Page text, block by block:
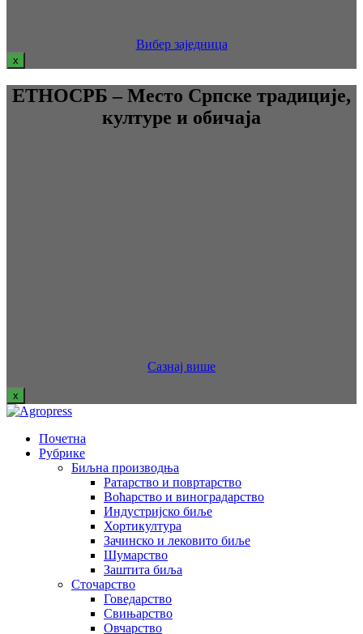
Вибер заједница
x
ЕТНОСРБ – Место Српске традиције,
културе и обичаја
Сазнај више
x
Почетна
Рубрике
Биљна производња
Ратарство и повртарство
Воћарство и виноградарство
Индустријско биље
Хортикултура
Зачинско и лековито биље
Шумарство
Заштита биља
Сточарство
Говедарство
Свињарство
Овчарство